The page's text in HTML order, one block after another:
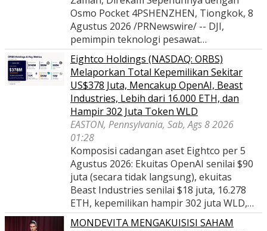
Osmo Pocket 4PSHENZHEN, Tiongkok, 8
Agustus 2026 /PRNewswire/ -- DJI,
pemimpin teknologi pesawat…
Eightco Holdings (NASDAQ: ORBS)
Melaporkan Total Kepemilikan Sekitar
US$378 Juta, Mencakup OpenAI, Beast
Industries, Lebih dari 16.000 ETH, dan
Hampir 302 Juta Token WLD
EASTON, Pennsylvania, Sab, Ags 8 2026
01:28
Komposisi cadangan aset Eightco per 5
Agustus 2026: Ekuitas OpenAI senilai $90
juta (secara tidak langsung), ekuitas
Beast Industries senilai $18 juta, 16.278
ETH, kepemilikan hampir 302 juta WLD,…
MONDEVITA MENGAKUISISI SAHAM